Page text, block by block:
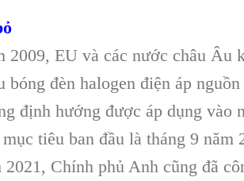
2009, EU và các nước châu Âu
bóng đèn halogen điện áp
định hướng được áp dụng vào
tiêu ban đầu là tháng 9
2021, Chính phủ Anh cũng đã